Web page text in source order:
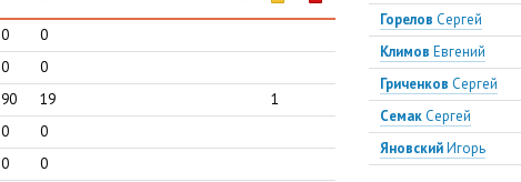
0
0
0
0
90 19
1
0
0
0
0
Горелов Сергей
Климов Евгений
Гриченков Сергей
Семак Сергей
ЯновскийИгорь